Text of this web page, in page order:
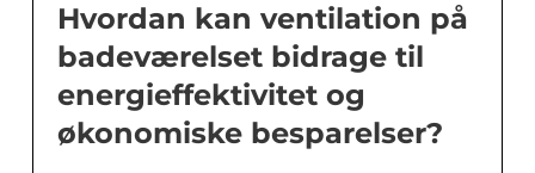
Hvordan kan ventilation på
badeværelset bidrage til
energieffektivitet og
økonomiske besparelser?